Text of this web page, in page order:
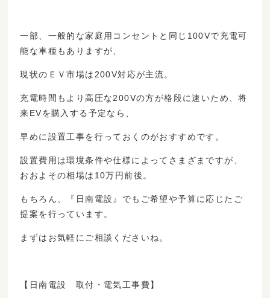
一部、一般的な家庭用コンセントと同じ100Vで充電可
能な車種もありますが、
現状のＥＶ市場は200V対応が主流。
充電時間もより高圧な200Vの方が格段に速いため、将
来EVを購入する予定なら、
早めに設置工事を行っておくのがおすすめです。
設置費用は環境条件や仕様によってさまざまですが、
おおよその相場は10万円前後。
もちろん、『日南電設』でもご希望や予算に応じたご
提案を行っています。
まずはお気軽にご相談くださいね。
【日南電設 取付・電気工事費】